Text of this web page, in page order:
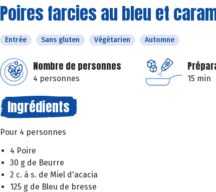
Poires farcies au bleu et
Entrée Sans gluten Végétarien Automne
Nombre de personnes
4 personnes 15 min
Ingrédients
Pour 4 personnes
4 Poire
30 g de Beurre
2 c. à s. de Miel d'acacia
125 g de Bleu de bresse